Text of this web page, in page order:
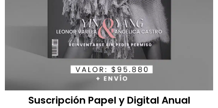
Suscripción Papel y Digital Anual